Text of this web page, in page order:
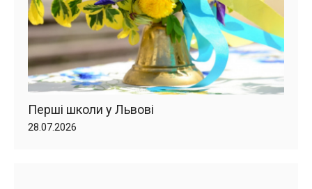
Перші школи у Львові
28.07.2026